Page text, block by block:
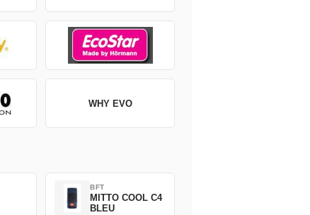
WHY EVO
BFT
MITTO COOL C4
BLEU